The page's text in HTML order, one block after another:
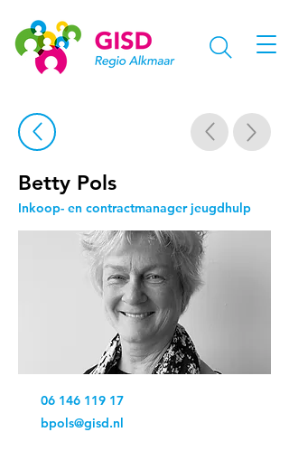
Betty Pols
Inkoop- en contractmanager jeugdhulp
06 146 119 17
bpols@gisd.nl